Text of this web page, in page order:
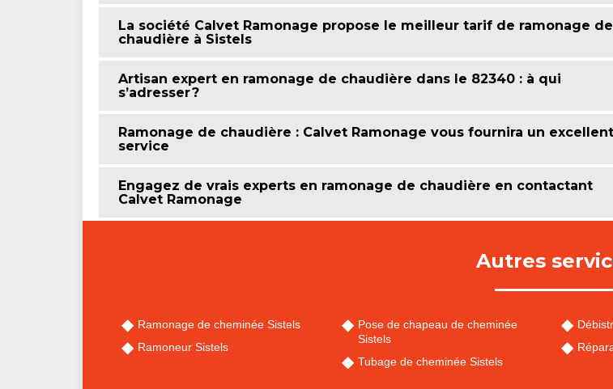
La société Calvet Ramonage propose le meilleur tarif de ramonage de
chaudière à Sistels
Artisan expert en ramonage de chaudière dans le 82340 : à qui
s’adresser ?
Ramonage de chaudière : Calvet Ramonage vous fournira un excellent
service
Engagez de vrais experts en ramonage de chaudière en contactant
Calvet Ramonage
Autres
Ramonage de cheminée Sistels
Ramoneur Sistels
Pose de chapeau de cheminée
Sistels
Tubage de cheminée Sistels